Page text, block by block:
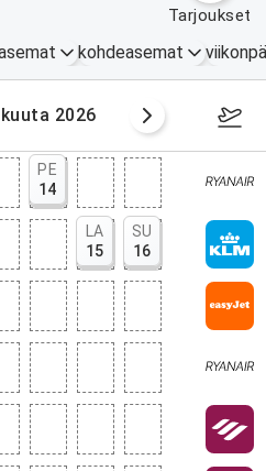
tarjoukset
kohdeasemat
2026
PE
14
LA
15
SU
16